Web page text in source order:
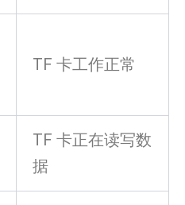
TF 卡工作正常
TF 卡正在读写数
据